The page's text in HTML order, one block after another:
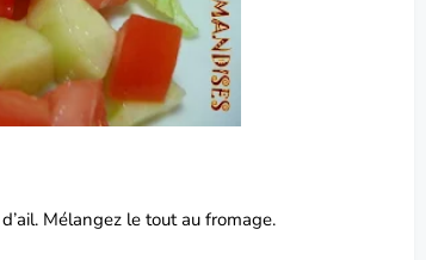
Mélangez le tout au fromage.